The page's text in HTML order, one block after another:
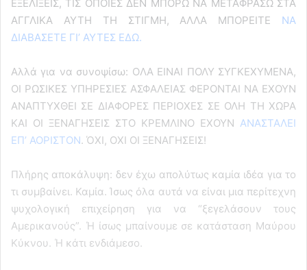
ΕΞΕΛΙΞΕΙΣ, ΤΙΣ ΟΠΟΙΕΣ ΔΕΝ ΜΠΟΡΩ ΝΑ ΜΕΤΑΦΡΑΣΩ ΣΤΑ
ΑΓΓΛΙΚΑ ΑΥΤΗ ΤΗ ΣΤΙΓΜΗ, ΑΛΛΑ ΜΠΟΡΕΙΤΕ ΝΑ
ΔΙΑΒΑΣΕΤΕ ΓΙ’ ΑΥΤΕΣ ΕΔΩ.
Αλλά για να συνοψίσω: OΛΑ ΕΙΝΑΙ ΠΟΛΥ ΣΥΓΚΕΧΥΜΕΝΑ,
ΟΙ ΡΩΣΙΚΕΣ ΥΠΗΡΕΣΙΕΣ ΑΣΦΑΛΕΙΑΣ ΦΕΡΟΝΤΑΙ ΝΑ ΕΧΟΥΝ
ΑΝΑΠΤΥΧΘΕΙ ΣΕ ΔΙΑΦΟΡΕΣ ΠΕΡΙΟΧΕΣ ΣΕ ΟΛΗ ΤΗ ΧΩΡΑ
ΚΑΙ ΟΙ ΞΕΝΑΓΗΣΕΙΣ ΣΤΟ ΚΡΕΜΛΙΝΟ ΕΧΟΥΝ ΑΝΑΣΤΑΛΕΙ
ΕΠ’ ΑΟΡΙΣΤΟΝ. ΌΧΙ, ΟΧΙ ΟΙ ΞΕΝΑΓΗΣΕΙΣ!
Πλήρης αποκάλυψη: δεν έχω απολύτως καμία ιδέα για το
τι συμβαίνει. Καμία. Ίσως όλα αυτά να είναι μια περίτεχνη
ψυχολογική επιχείρηση για να “ξεγελάσουν τους
Αμερικανούς”. Ή ίσως μπαίνουμε σε κατάσταση Μαύρου
Κύκνου. Ή κάτι ενδιάμεσο.